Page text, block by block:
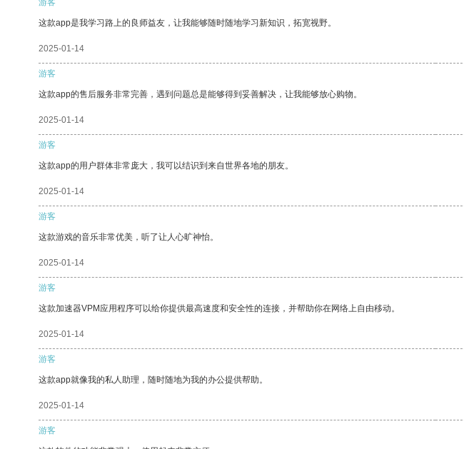
游客
这款app是我学习路上的良师益友，让我能够随时随地学习新知识，拓宽视野。
2025-01-14
游客
这款app的售后服务非常完善，遇到问题总是能够得到妥善解决，让我能够放心购物。
2025-01-14
游客
这款app的用户群体非常庞大，我可以结识到来自世界各地的朋友。
2025-01-14
游客
这款游戏的音乐非常优美，听了让人心旷神怡。
2025-01-14
游客
这款加速器VPM应用程序可以给你提供最高速度和安全性的连接，并帮助你在网络上自由移动。
2025-01-14
游客
这款app就像我的私人助理，随时随地为我的办公提供帮助。
2025-01-14
游客